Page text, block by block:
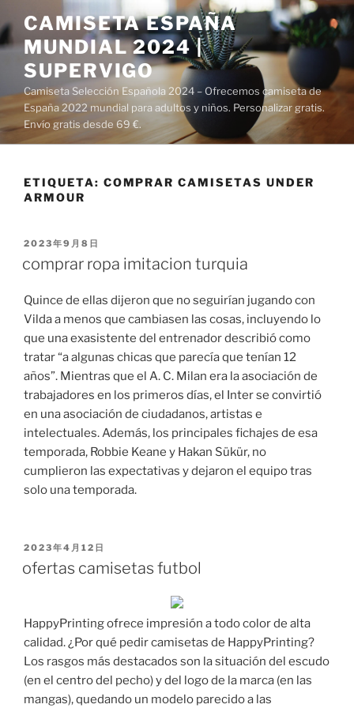
al
contenido
CAMISETA ESPAÑA
MUNDIAL 2024 |
SUPERVIGO
Camiseta Selección Española 2024 – Ofrecemos camiseta de
España 2022 mundial para adultos y niños. Personalizar gratis.
Envío gratis desde 69 €.
ETIQUETA: COMPRAR CAMISETAS UNDER
ARMOUR
PUBLICADO
2023年9月8日
comprar ropa imitacion turquia
Quince de ellas dijeron que no seguirían jugando con
Vilda a menos que cambiasen las cosas, incluyendo lo
que una exasistente del entrenador describió como
tratar “a algunas chicas que parecía que tenían 12
años”. Mientras que el A. C. Milan era la asociación de
trabajadores en los primeros días, el Inter se convirtió
en una asociación de ciudadanos, artistas e
intelectuales. Además, los principales fichajes de esa
temporada, Robbie Keane y Hakan Sükür, no
cumplieron las expectativas y dejaron el equipo tras
solo una temporada.
PUBLICADO
EL
2023年4月12日
ofertas camisetas futbol
HappyPrinting ofrece impresión a todo color de alta
calidad. ¿Por qué pedir camisetas de HappyPrinting?
Los rasgos más destacados son la situación del escudo
(en el centro del pecho) y del logo de la marca (en las
mangas), quedando un modelo parecido a las